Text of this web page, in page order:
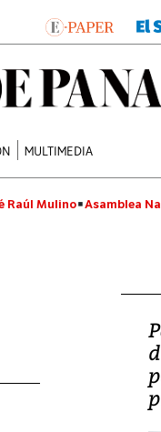
MULTIMEDIA
Raúl Mulino Asamblea